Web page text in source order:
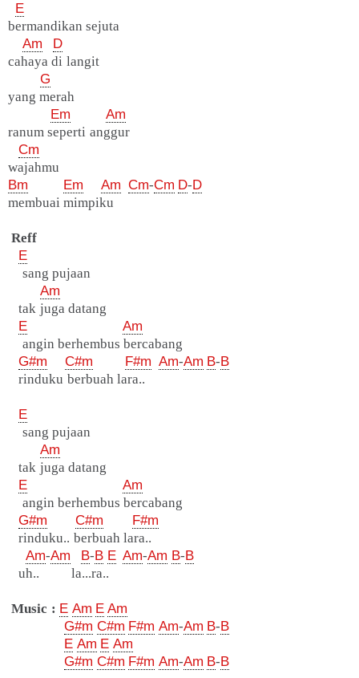
E
bermandikan sejuta
Am
D
cahaya di langit
G
yang merah
Em
Am
ranum seperti anggur
Cm
wajahmu
Bm
Em Am Cm-Cm D-D
membuai mimpiku
Reff
E
sang pujaan
Am
tak juga datang
E
Am
angin berhembus bercabang
G#m
C#m F#m Am-Am B-B
rinduku berbuah lara..
E
sang pujaan
Am
tak juga datang
E
Am
angin berhembus bercabang
G#m
C#m
F#m
rinduku.. berbuah lara..
Am-Am B-B E Am-Am B-B
uh.. la...ra..
Music : E Am E Am
G#m C#m F#m Am-Am B-B
E Am E Am
G#m C#m F#m Am-Am B-B